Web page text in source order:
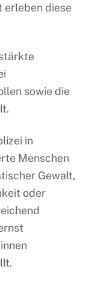
erleben diese
sowie die
in
Menschen
Gewalt,
oder